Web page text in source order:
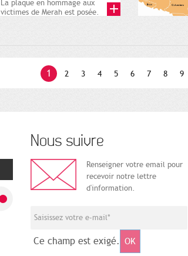
La plaque en hommage aux
victimes de Merah est posée.
1 2 3 4 5 6 7 8 9
Nous suivre
Renseigner votre email pour
recevoir notre lettre
d'information.
Ce champ est exigé. OK